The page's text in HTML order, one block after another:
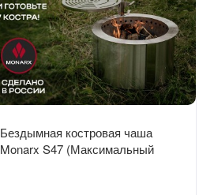
Бездымная костровая чаша
Monarx S47 (Максимальный